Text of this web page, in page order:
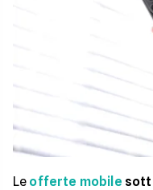
Le offerte mobile